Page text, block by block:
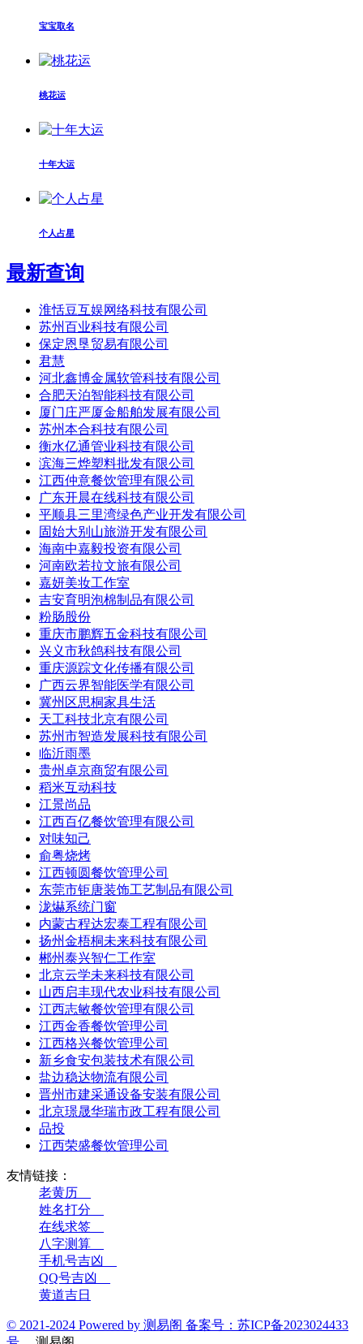
宝宝取名
桃花运
十年大运
个人占星
最新查询
淮恬豆互娱网络科技有限公司
苏州百业科技有限公司
保定恩垦贸易有限公司
君慧
河北鑫博金属软管科技有限公司
合肥天泊智能科技有限公司
厦门庄严厦金船舶发展有限公司
苏州本合科技有限公司
衡水亿通管业科技有限公司
滨海三烨塑料批发有限公司
江西仲意餐饮管理有限公司
广东开晨在线科技有限公司
平顺县三里湾绿色产业开发有限公司
固始大别山旅游开发有限公司
海南中嘉毅投资有限公司
河南欧若拉文旅有限公司
嘉妍美妆工作室
吉安育明泡棉制品有限公司
粉肠股份
重庆市鹏辉五金科技有限公司
兴义市秋鸽科技有限公司
重庆源踪文化传播有限公司
广西云界智能医学有限公司
冀州区思桐家具生活
天工科技北京有限公司
苏州市智造发展科技有限公司
临沂雨墨
贵州卓京商贸有限公司
稻米互动科技
江景尚品
江西百亿餐饮管理有限公司
对味知己
俞粤烧烤
江西顿圆餐饮管理公司
东莞市钜唐装饰工艺制品有限公司
泷爀系统门窗
内蒙古程达宏泰工程有限公司
扬州金梧桐未来科技有限公司
郴州泰兴智仁工作室
北京云学未来科技有限公司
山西启丰现代农业科技有限公司
江西志敏餐饮管理有限公司
江西金香餐饮管理公司
江西格兴餐饮管理公司
新乡食安包装技术有限公司
盐边稳达物流有限公司
晋州市建采通设备安装有限公司
北京璟晟华瑞市政工程有限公司
品投
江西荣盛餐饮管理公司
友情链接：
老黄历__
姓名打分__
在线求签__
八字测算__
手机号吉凶__
QQ号吉凶__
黄道吉日
© 2021-2024 Powered by 测易阁 备案号：苏ICP备2023024433